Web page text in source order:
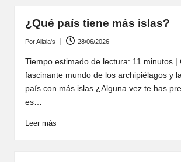
¿Qué país tiene más islas?
por
PorAllala's 28/06/2026
Tiempo estimado de lectura: 11 minutos |
fascinante mundo de los archipiélagos y
país con más islas ¿Alguna vez te has
es…
Leer más